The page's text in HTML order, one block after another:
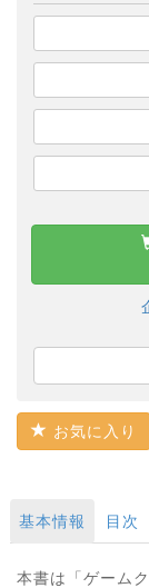
お気に入り
基本情報 目次
本書は「ゲーム